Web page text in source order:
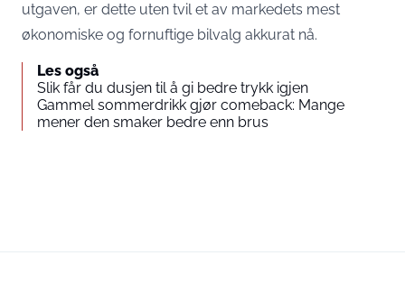
utgaven, er dette uten tvil et av markedets mest
økonomiske og fornuftige bilvalg akkurat nå.
Les også
Slik får du dusjen til å gi bedre trykk igjen
Gammel sommerdrikk gjør comeback: Mange
mener den smaker bedre enn brus